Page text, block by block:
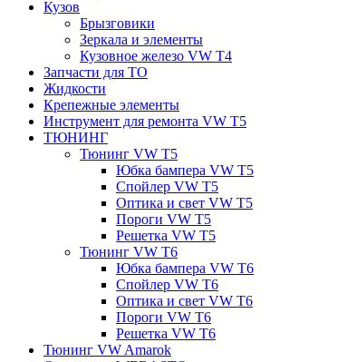
Кузов
Брызговики
Зеркала и элементы
Кузовное железо VW T4
Запчасти для ТО
Жидкости
Крепежные элементы
Инструмент для ремонта VW T5
ТЮНИНГ
Тюнинг VW T5
Юбка бампера VW T5
Спойлер VW T5
Оптика и свет VW T5
Пороги VW T5
Решетка VW T5
Тюнинг VW T6
Юбка бампера VW T6
Спойлер VW T6
Оптика и свет VW T6
Пороги VW T6
Решетка VW T6
Тюнинг VW Amarok